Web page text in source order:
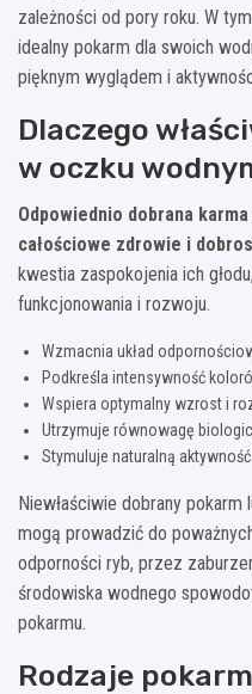
zależności od pory roku. W
idealny pokarm dla swoich
pięknym wyglądem i
Dlaczego
w oczku
Odpowiednio dobrana
całościowe zdrowie i
kwestia zaspokojenia ich
funkcjonowania i rozwoju.
Wzmacnia układ
Podkreśla intensywność
Wspiera optymalny wzrost i
Utrzymuje równowagę
Stymuluje naturalną
Niewłaściwie dobrany pokarm
mogą prowadzić do
odporności ryb, przez
środowiska wodnego
pokarmu.
Rodzaje